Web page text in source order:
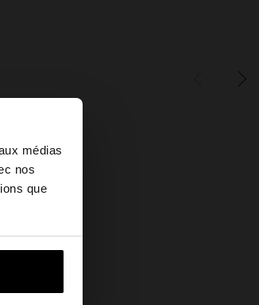
médias
nos
que
×